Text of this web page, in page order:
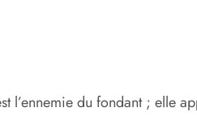
l’ennemie du fondant ; elle